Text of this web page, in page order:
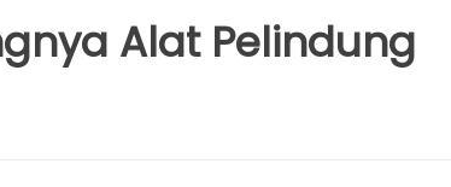
Alat Pelindung